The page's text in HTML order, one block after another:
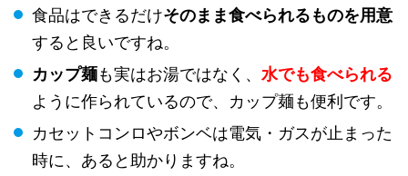
食品はできるだけそのまま食べられるものを用意
すると良いですね。
カップ麺も実はお湯ではなく、 水でも食べられる
ように作られているので、カップ麺も便利です。
カセットコンロやボンベは電気・ガスが止まった
時に、あると助かりますね。